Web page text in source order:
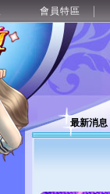
會員特區
最新消息